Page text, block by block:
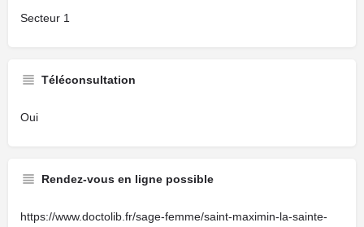
Secteur 1
Téléconsultation
Oui
Rendez-vous en ligne possible
https://www.doctolib.fr/sage-femme/saint-maximin-la-sainte-